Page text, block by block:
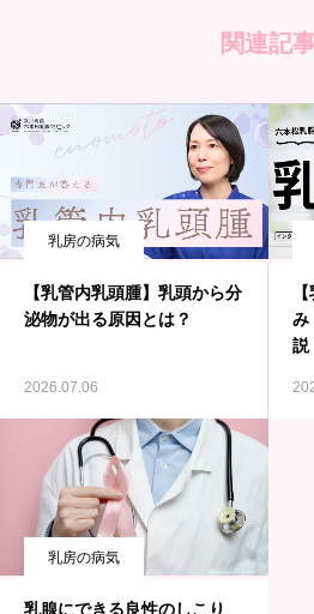
関連記
乳房の病気
【乳管内乳頭腫】乳頭から分
泌物が出る原因とは？
2026.07.06
み
説
乳房の病気
乳腺にできる良性のしこり